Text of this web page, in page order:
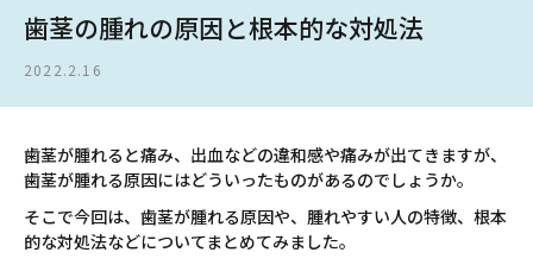
歯茎の腫れの原因と根本的な対処法
2022.2.16
歯茎が腫れると痛み、出血などの違和感や痛みが出てきますが、
歯茎が腫れる原因にはどういったものがあるのでしょうか。
そこで今回は、歯茎が腫れる原因や、腫れやすい人の特徴、根本
的な対処法などについてまとめてみました。